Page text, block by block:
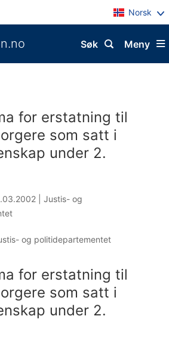
Norsk
Meny
Søk
for erstatning til
som satt i
under 2.
Justis- og
og politidepartementet
for erstatning til
som satt i
under 2.